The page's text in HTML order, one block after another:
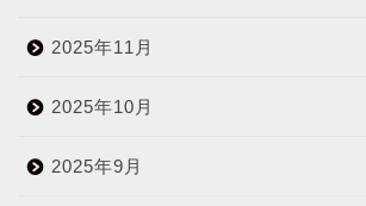
2025年11月
2025年10月
2025年9月